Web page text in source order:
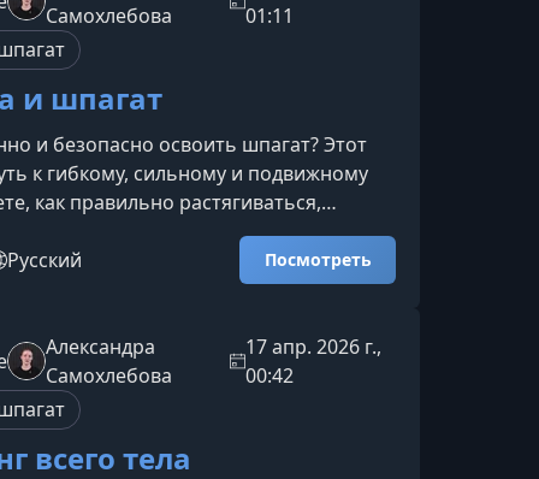
подготовки и видели реальные
после первых занят
Самохлебова
01:11
и шпагат
и безопасно освоить шпагат? Этот
к гибкому, сильному и подвижному
как правильно растягиваться,
и работать с телом так, чтобы
без боли, травм и длительных пауз.
и тем, кто уже имеет опыт в
и продуманная система,
улучшать гибкость, развивать
д
Русский Посмотреть
Александра
Самохлебова
17 апр. 2026 г.,
00:42
всего тела